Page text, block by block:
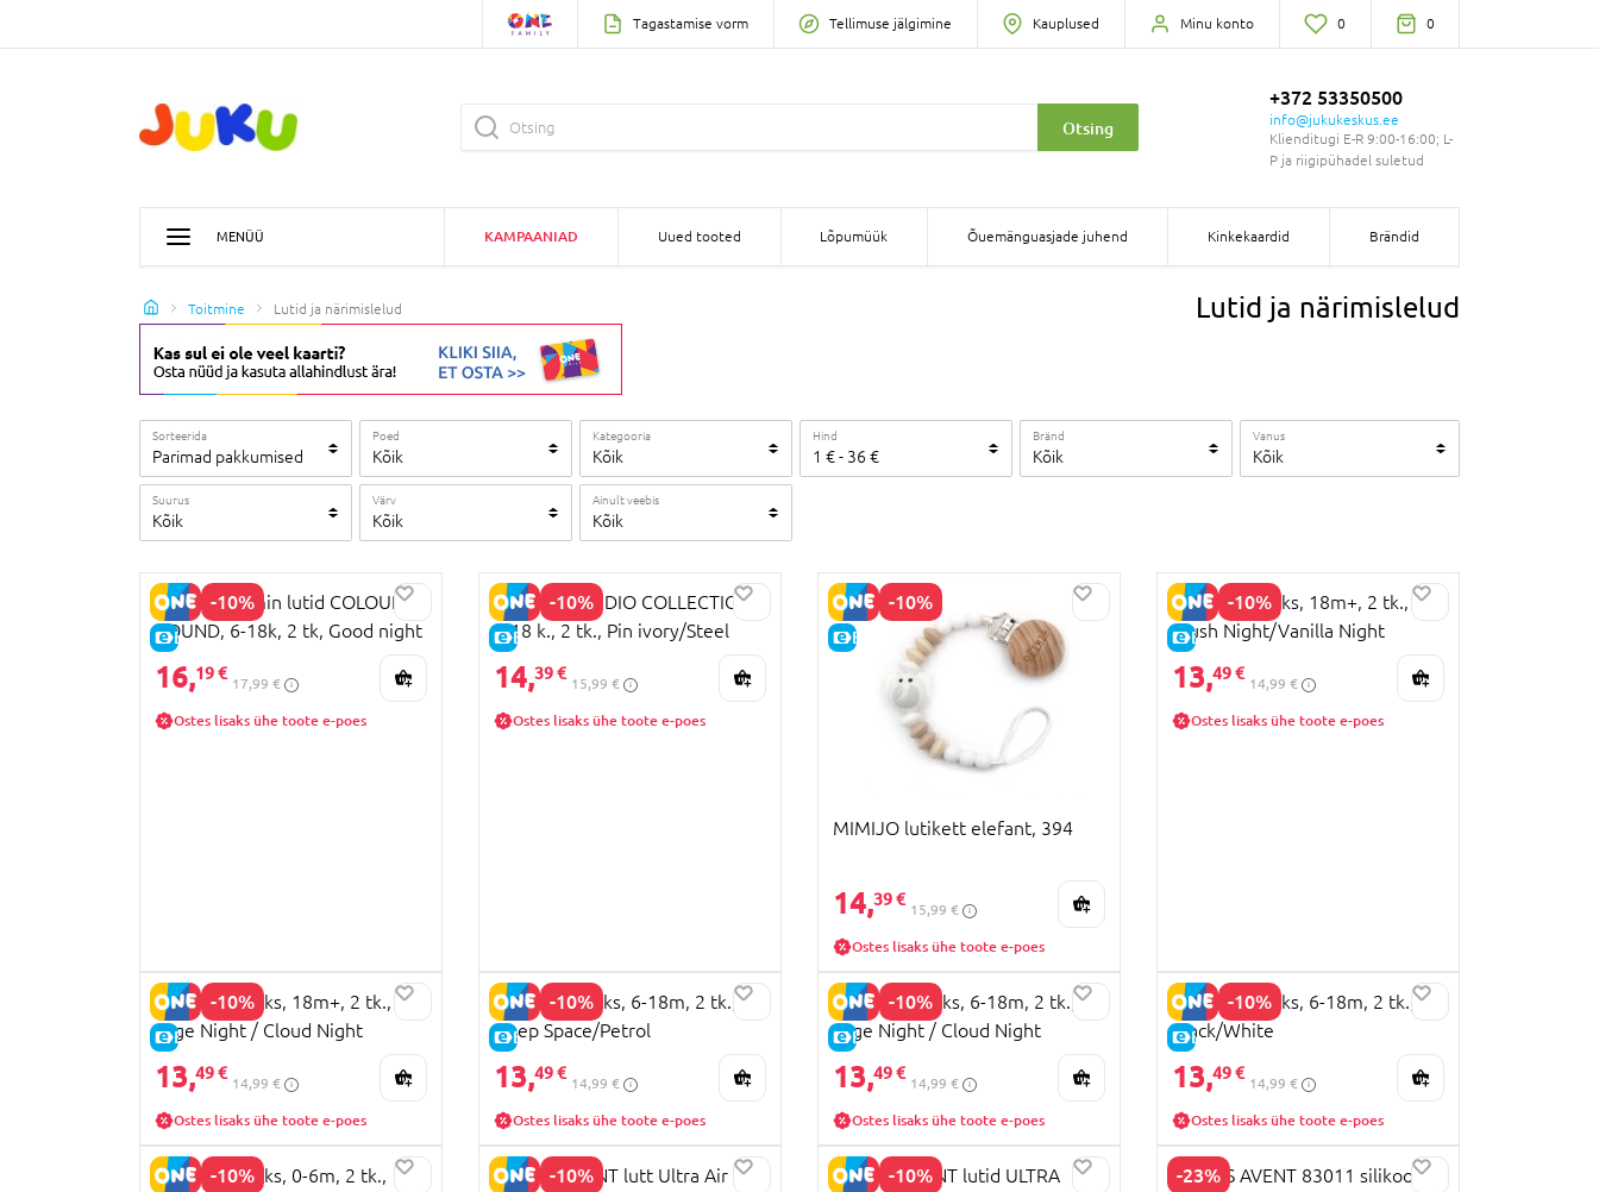
Tagastamise vorm Tellimuse jälgimine Kauplused Minu konto 0 0
Otsing
+372 53350500
info@jukukeskus.ee
Klienditugi E-R 9:00-16:00; L-
P ja riigipühadel suletud
MENÜÜ KAMPAANIAD Uued tooted Lõpumüük Õuemänguasjade juhend Kinkekaardid Brändid
Toitmine Lutid ja närimislelud Lutid ja närimislelud
Sorteerida
Parimad pakkumised
Poed
Kõik
Kategooria
Kõik
Hind
1 €- 36 €
Bränd
Kõik
Vanus
Kõik
Suurus
Kõik
Värv
Kõik
Ainult veebis
Kõik
-10%
E-HIND
BIBS x Moomin lutid COLOUR
ROUND, 6-18k, 2 tk, Good night
breeze mix
16,19 €
17,99 €
Ostes lisaks ühe toote e-poes
-10%
E-HIND
BIBS lutt STUDIO COLLECTION,
6-18 k., 2 tk., Pin ivory/Steel
blue
14,39 €
15,99 €
Ostes lisaks ühe toote e-poes
-10%
E-HIND
MIMIJO lutikett elefant, 394
14,39 €
15,99 €
Ostes lisaks ühe toote e-poes
-10%
E-HIND
BIBS lutt lateks, 18m+, 2 tk.,
Blush Night/Vanilla Night
13,49 €
14,99 €
Ostes lisaks ühe toote e-poes
-10%
E-HIND
BIBS lutt lateks, 18m+, 2 tk.,
Sage Night / Cloud Night
13,49 €
14,99 €
Ostes lisaks ühe toote e-poes
-10%
E-HIND
BIBS lutt lateks, 6-18m, 2 tk.,
Deep Space/Petrol
13,49 €
14,99 €
Ostes lisaks ühe toote e-poes
-10%
E-HIND
BIBS lutt lateks, 6-18m, 2 tk.,
Sage Night / Cloud Night
13,49 €
14,99 €
Ostes lisaks ühe toote e-poes
-10%
E-HIND
BIBS lutt lateks, 6-18m, 2 tk.,
Black/White
13,49 €
14,99 €
Ostes lisaks ühe toote e-poes
-10%
BIBS lutt lateks, 0-6m, 2 tk.,
-10%
PHILIPS AVENT lutt Ultra Air
-10%
PHILIPS AVENT lutid ULTRA
-23%
PHILIPS AVENT 83011 silikoonist